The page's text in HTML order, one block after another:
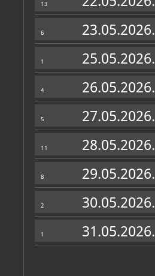
13
6 23.05.2026.
1 25.05.2026.
4 26.05.2026.
5 27.05.2026.
11 28.05.2026.
8 29.05.2026.
2 30.05.2026.
1 31.05.2026.